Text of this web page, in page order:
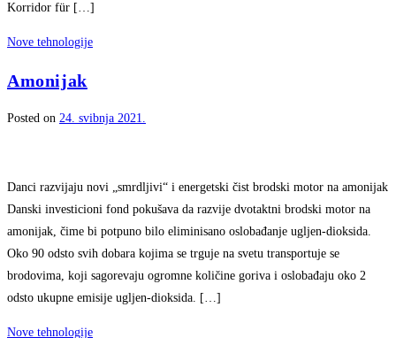
Korridor für […]
Nove tehnologije
Amonijak
Posted on 24. svibnja 2021.
Danci razvijaju novi „smrdljivi“ i energetski čist brodski motor na amonijak
Danski investicioni fond pokušava da razvije dvotaktni brodski motor na
amonijak, čime bi potpuno bilo eliminisano oslobađanje ugljen-dioksida.
Oko 90 odsto svih dobara kojima se trguje na svetu transportuje se
brodovima, koji sagorevaju ogromne količine goriva i oslobađaju oko 2
odsto ukupne emisije ugljen-dioksida. […]
Nove tehnologije